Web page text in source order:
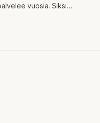
vuosia. Siksi